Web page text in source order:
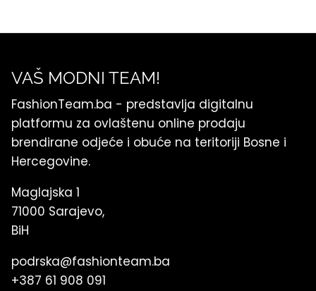
VAŠ MODNI TEAM!
FashionTeam.ba - predstavlja digitalnu
platformu za ovlaštenu online prodaju
brendirane odjeće i obuće na teritoriji Bosne i
Hercegovine.
Maglajska 1
71000 Sarajevo,
BiH
podrska@fashionteam.ba
+387 61 908 091